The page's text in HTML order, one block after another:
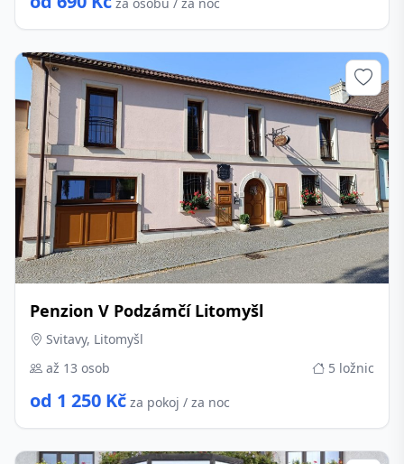
Penzion V Podzámčí Litomyšl
Svitavy, Litomyšl
až 13 osob
5 ložnic
od 1 250 Kč za pokoj / za noc